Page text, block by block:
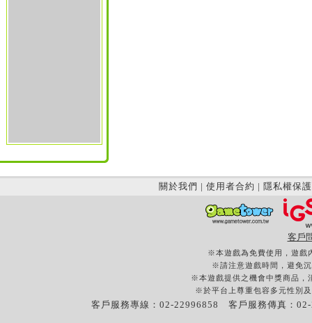
關於我們 | 使用者合約 | 隱私權保護
客戶
※本遊戲為免費使用，遊戲
※請注意遊戲時間，避免
※本遊戲提供之機會中獎商品，
※於平台上尊重包容多元性別
客戶服務專線：02-22996858 客戶服務傳真：